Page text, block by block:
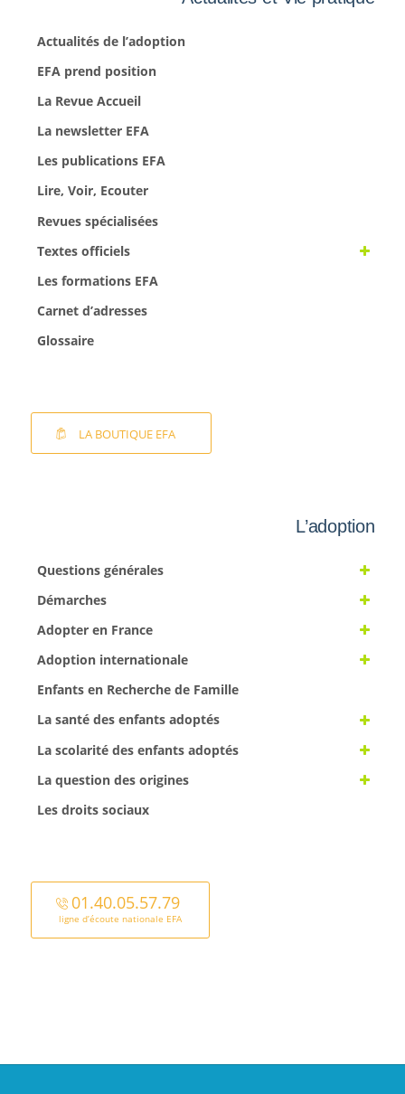
Actualités de l’adoption
EFA prend position
La Revue Accueil
La newsletter EFA
Les publications EFA
Lire, Voir, Ecouter
Revues spécialisées
Textes officiels
Les formations EFA
Carnet d’adresses
Glossaire
LA BOUTIQUE EFA
L’adoption
Questions générales
Démarches
Adopter en France
Adoption internationale
Enfants en Recherche de Famille
La santé des enfants adoptés
La scolarité des enfants adoptés
La question des origines
Les droits sociaux
01.40.05.57.79
ligne d’écoute nationale EFA